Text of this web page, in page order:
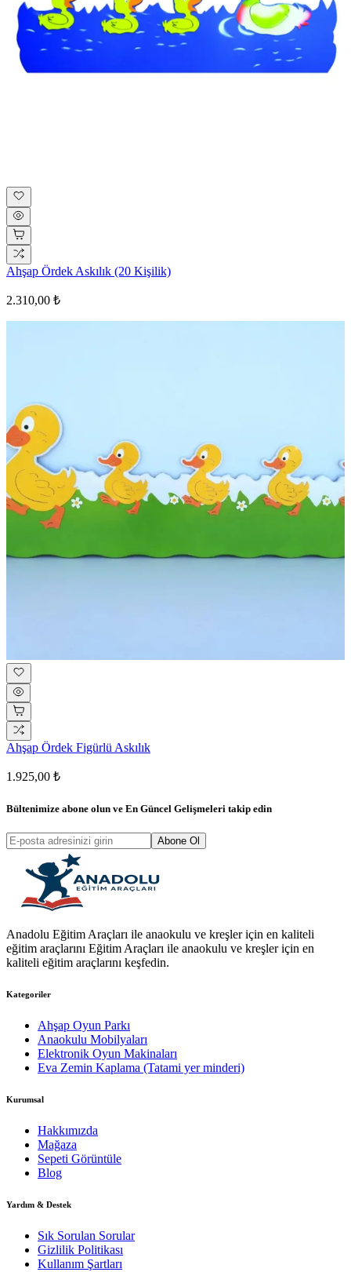
Ahşap Ördek Askılık (20 Kişilik)
2.310,00 ₺
Ahşap Ördek Figürlü Askılık
1.925,00 ₺
Bültenimize abone olun ve En Güncel Gelişmeleri takip edin
Abone Ol
Anadolu Eğitim Araçları ile anaokulu ve kreşler için en kaliteli
eğitim araçlarını Eğitim Araçları ile anaokulu ve kreşler için en
kaliteli eğitim araçlarını keşfedin.
Kategoriler
Ahşap Oyun Parkı
Anaokulu Mobilyaları
Elektronik Oyun Makinaları
Eva Zemin Kaplama (Tatami yer minderi)
Kurumsal
Hakkımızda
Mağaza
Sepeti Görüntüle
Blog
Yardım & Destek
Sık Sorulan Sorular
Gizlilik Politikası
Kullanım Şartları